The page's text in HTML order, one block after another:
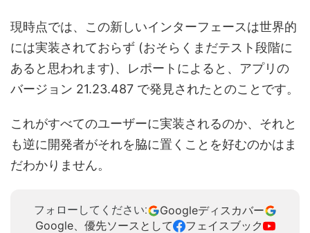
現時点では、この新しいインターフェースは世界的
には実装されておらず (おそらくまだテスト段階に
あると思われます)、レポートによると、アプリの
バージョン 21.23.487 で発見されたとのことです。
これがすべてのユーザーに実装されるのか、それと
も逆に開発者がそれを脇に置くことを好むのかはま
だわかりません。
フォローしてください:
Googleディスカバー
Google、優先ソースとして
フェイスブック